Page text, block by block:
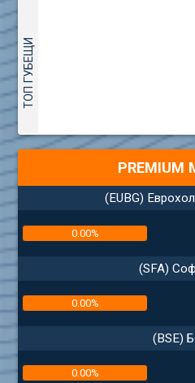
ТОП ГУБЕЩИ
PREMIUM
(EUBG)
0.00%
(SFA)
0.00%
(BSE)
0.00%